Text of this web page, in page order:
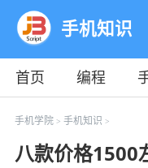
手机知识
首页 编程
教程
平面
手机学院> 手机知识 >
八款价格1500